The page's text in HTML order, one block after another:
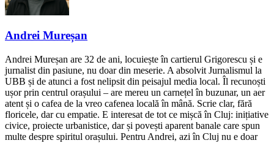
Andrei Mureșan
Andrei Mureșan are 32 de ani, locuiește în cartierul Grigorescu și e
jurnalist din pasiune, nu doar din meserie. A absolvit Jurnalismul la
UBB și de atunci a fost nelipsit din peisajul media local. Îl recunoști
ușor prin centrul orașului – are mereu un carnețel în buzunar, un aer
atent și o cafea de la vreo cafenea locală în mână. Scrie clar, fără
floricele, dar cu empatie. E interesat de tot ce mișcă în Cluj: inițiative
civice, proiecte urbanistice, dar și povești aparent banale care spun
multe despre spiritul orașului. Pentru Andrei, azi în Cluj nu e doar